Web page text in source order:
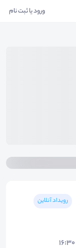
ورود یا ثبت نام
رویداد آنلاین